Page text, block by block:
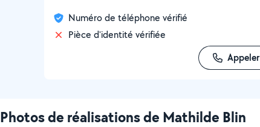
Numéro de téléphone vérifié
Pièce d'identité vérifiée
Appeler
Photos de réalisations de Mathilde Blin